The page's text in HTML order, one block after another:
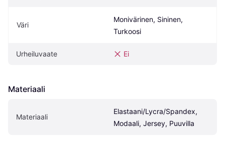
Väri
Monivärinen, Sininen,
Turkoosi
Urheiluvaate Ei
Materiaali
Materiaali
Elastaani/Lycra/Spandex,
Modaali, Jersey, Puuvilla